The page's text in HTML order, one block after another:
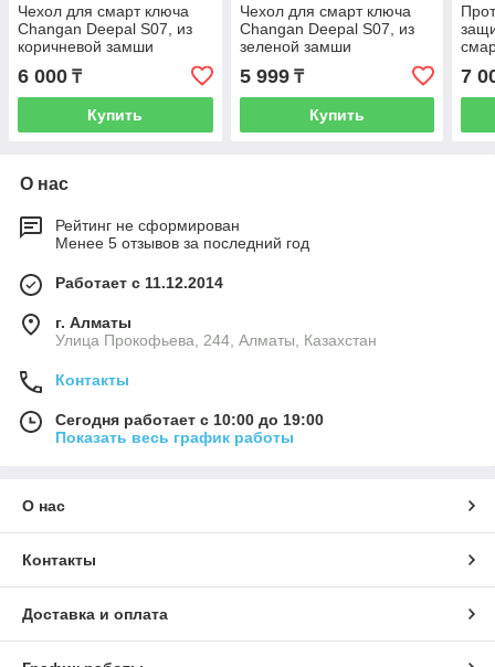
Чехол для смарт ключа
Changan Deepal S07, из
коричневой замши
6 000 ₸
Купить
Чехол для смарт ключа
Changan Deepal S07, из
зеленой замши
5 999₸
Купить
7
О нас
Рейтинг не сформирован
Менее 5 отзывов за последний год
Работает с 11.12.2014
г. Алматы
​Улица Прокофьева, 244, Алматы, Казахстан
Контакты
Сегодня работает с 10:00 до 19:00
Показать весь график работы
О нас
Контакты
Доставка и оплата